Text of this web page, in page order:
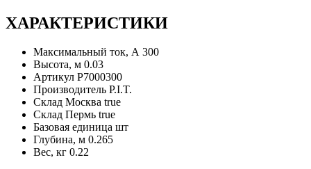
ХАРАКТЕРИСТИКИ
Максимальный ток, А 300
Высота, м 0.03
Артикул P7000300
Производитель P.I.T.
Склад Москва true
Склад Пермь true
Базовая единица шт
Глубина, м 0.265
Вес, кг 0.22